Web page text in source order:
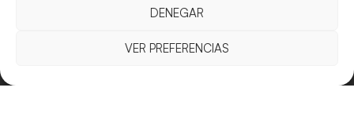
DENEGAR
VER PREFERENCIAS
Privacitat Termes i condicions